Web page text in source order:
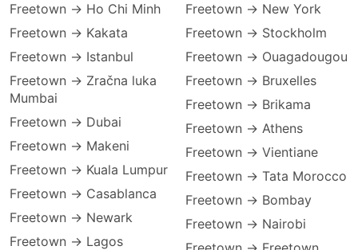
Freetown → Ho Chi Minh
Freetown → Kakata
Freetown → Istanbul
Freetown → Zračna luka
Mumbai
Freetown → Dubai
Freetown → Makeni
Freetown → Kuala Lumpur
Freetown → Casablanca
Freetown → Newark
Freetown → Lagos
Freetown → New York
Freetown → Stockholm
Freetown → Ouagadougou
Freetown → Bruxelles
Freetown → Brikama
Freetown → Athens
Freetown → Vientiane
Freetown → Tata Morocco
Freetown → Bombay
Freetown → Nairobi